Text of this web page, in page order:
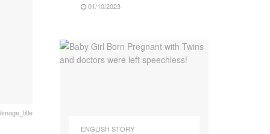
01/10/2023
ENGLISH STORY